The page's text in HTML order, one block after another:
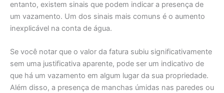
entanto, existem sinais que podem indicar a presença de
um vazamento. Um dos sinais mais comuns é o aumento
inexplicável na conta de água.
Se você notar que o valor da fatura subiu significativamente
sem uma justificativa aparente, pode ser um indicativo de
que há um vazamento em algum lugar da sua propriedade.
Além disso, a presença de manchas úmidas nas paredes ou